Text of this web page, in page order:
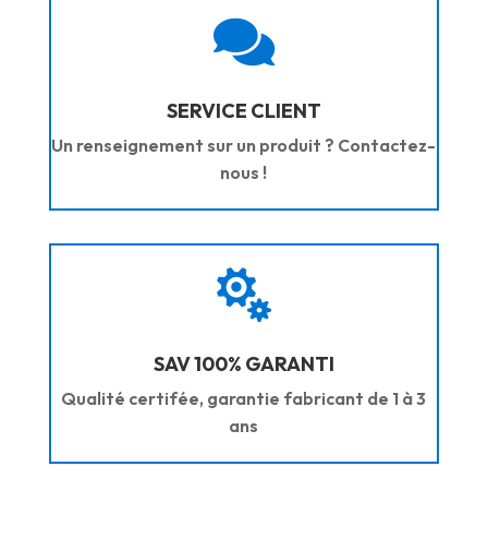

SERVICE CLIENT
Un renseignement sur un produit ? Contactez-
nous !

SAV 100% GARANTI
Qualité certifée, garantie fabricant de 1 à 3
ans